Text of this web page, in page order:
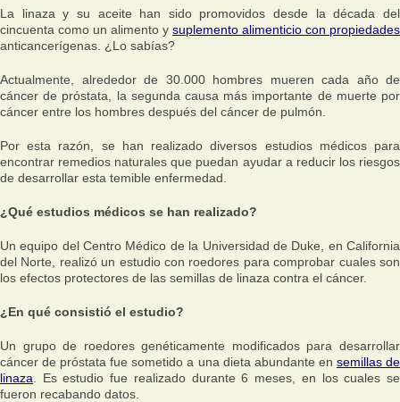
La linaza y su aceite han sido promovidos desde la década del
cincuenta como un alimento y suplemento alimenticio con propiedades
anticancerígenas. ¿Lo sabías?
Actualmente, alrededor de 30.000 hombres mueren cada año de
cáncer de próstata, la segunda causa más importante de muerte por
cáncer entre los hombres después del cáncer de pulmón.
Por esta razón, se han realizado diversos estudios médicos para
encontrar remedios naturales que puedan ayudar a reducir los riesgos
de desarrollar esta temible enfermedad.
¿Qué estudios médicos se han realizado?
Un equipo del Centro Médico de la Universidad de Duke, en California
del Norte, realizó un estudio con roedores para comprobar cuales son
los efectos protectores de las semillas de linaza contra el cáncer.
¿En qué consistió el estudio?
Un grupo de roedores genéticamente modificados para desarrollar
cáncer de próstata fue sometido a una dieta abundante en semillas de
linaza . Es estudio fue realizado durante 6 meses, en los cuales se
fueron recabando datos.